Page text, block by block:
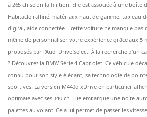
à 265 ch selon la finition. Elle est associée à une boîte
Habitacle raffiné, matériaux haut de gamme, tableau
digital, aide connectée... cette voiture ne manque pas
même de personnaliser votre expérience grâce aux 5
proposés par l'Audi Drive Select. À la recherche d'un
? Découvrez la BMW Série 4 Cabriolet. Ce véhicule
connu pour son style élégant, sa technologie de
sportives. La version M440d xDrive en particulier
optimale avec ses 340 ch. Elle embarque une boîte
palettes au volant. Cela lui permet de passer les